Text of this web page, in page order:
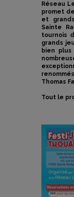
Réseau
promet
et
Sainte
tournois
grands
bien
Thomas
Tout le